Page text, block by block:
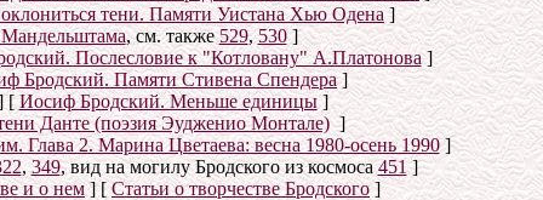
тени. Памяти Уистана Хью Одена ]
Мандельштама, см. также529,530]
Послесловие к "Котловану" А.Платонова]
Бродский. Памяти Стивена Спендера]
[Иосиф Бродский. Меньше единицы]
Данте (поэзия Эудженио Монтале)]
Глава 2. Марина Цветаева: весна 1980-осень 1990]
,349, вид на могилу Бродского из космоса451 ]
и о нем] [Статьи о творчестве Бродского]